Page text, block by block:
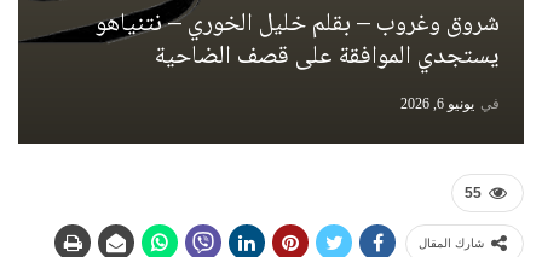
شروق وغروب – بقلم خليل الخوري – نتنياهو
يستجدي الموافقة على قصف الضاحية
في يونيو 6, 2026
55
شارك المقال